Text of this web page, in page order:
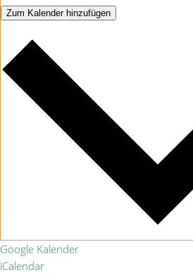
Zum Kalender hinzufügen
Google Kalender
iCalendar